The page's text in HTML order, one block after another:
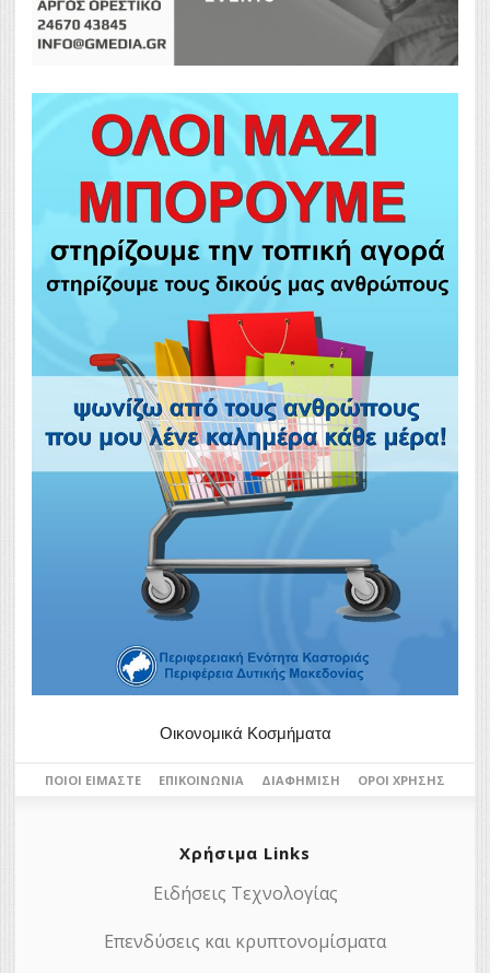
Οικονομικά Κοσμήματα
ΠΟΙΟΙ ΕΊΜΑΣΤΕ ΕΠΙΚΟΙΝΩΝΊΑ ΔΙΑΦΉΜΙΣΗ ΌΡΟΙ ΧΡΉΣΗΣ
Χρήσιμα Links
Ειδήσεις Τεχνολογίας
Επενδύσεις και κρυπτονομίσματα